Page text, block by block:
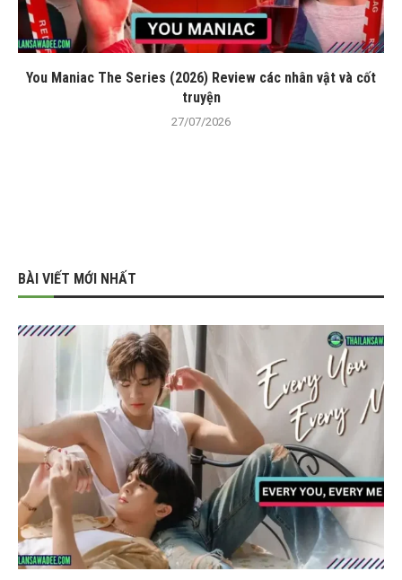
You Maniac The Series (2026) Review các nhân vật và cốt
truyện
27/07/2026
BÀI VIẾT MỚI NHẤT